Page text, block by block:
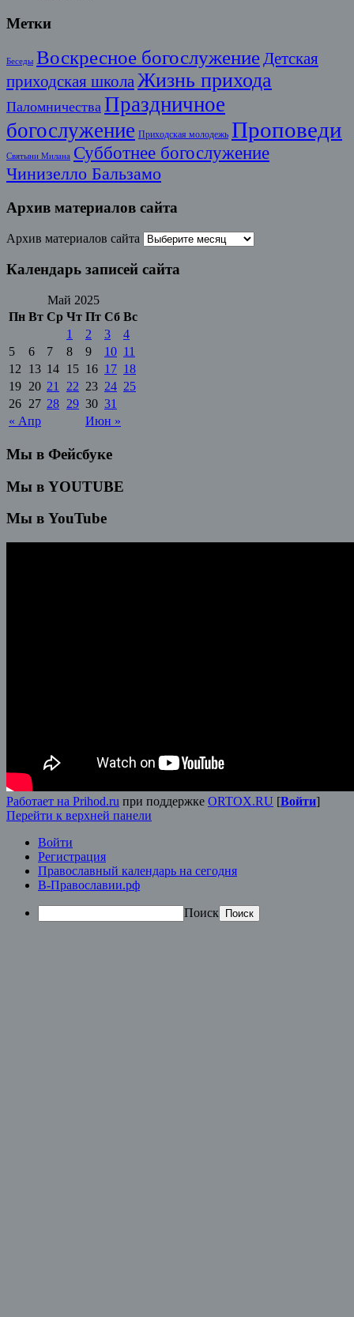
Метки
Беседы Воскресное богослужение Детская
приходская школа Жизнь прихода
Паломничества Праздничное
богослужение Приходская молодежь Проповеди
Святыни Милана Субботнее богослужение
Чинизелло Бальзамо
Архив материалов сайта
Архив материалов сайта
Календарь записей сайта
Май 2025
Пн Вт Ср Чт Пт Сб Вс
« Апр Июн »
1 2 3
4
5
6 7 8 9 10 11
12
13 14 15 16 17 18
19 20 21 22 23 24 25
26 27 28 29 30 31
Мы в Фейсбуке
Мы в YOUTUBE
Мы в YouTube
Работает на Prihod.ru при поддержке ORTOX.RU [Войти]
Перейти к верхней панели
Войти
Регистрация
Православный календарь на сегодня
В-Православии.рф
Поиск